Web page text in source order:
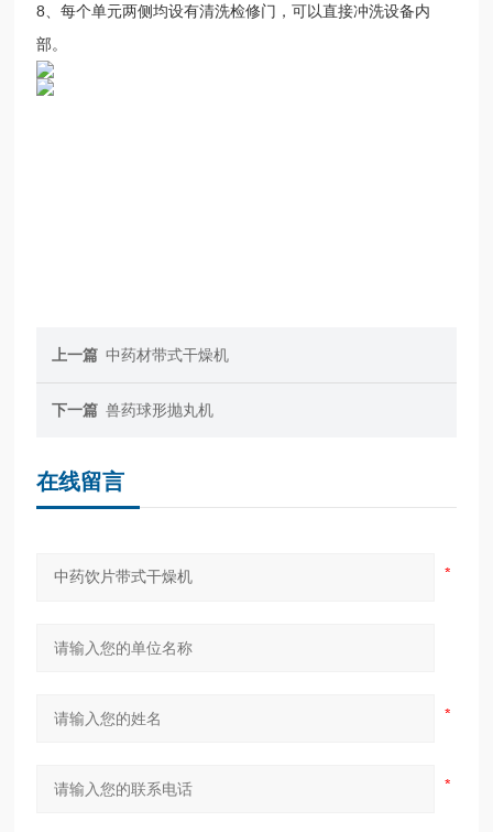
8、每个单元两侧均设有清洗检修门，可以直接冲洗设备内
部。
上一篇 中药材带式干燥机
下一篇 兽药球形抛丸机
在线留言